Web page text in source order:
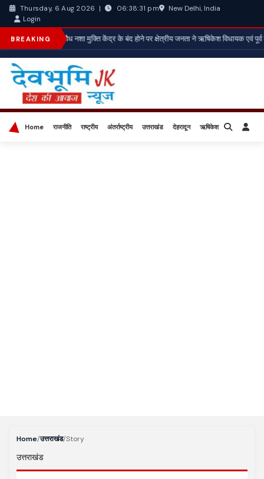
Thursday, 6 Aug 2026 | 06:38:33 pm
New Delhi, India
Login
BREAKING *अवैध नशा मुक्ति केंद्र के बंद होने पर क्षेत्रीय जनता ने ऋषिकेश विधायक एवं
Home राजनीति राष्ट्रीय अंतर्राष्ट्रीय उत्तराखंड देहरादून ऋषिकेश बिज़नेस
Home/उत्तराखंड/Story
उत्तराखंड